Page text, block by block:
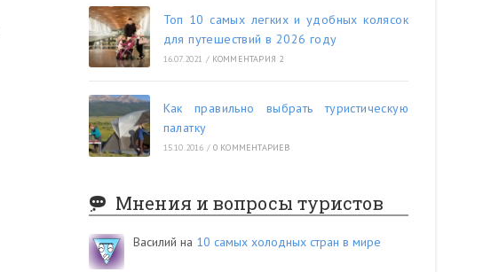
Топ 10 самых легких и удобных колясок
для путешествий в 2026 году
16.07.2021 / КОММЕНТАРИЯ 2
Как правильно выбрать туристическую
палатку
15.10.2016 / 0 КОММЕНТАРИЕВ
Мнения и вопросы туристов
Василий на 10 самых холодных стран в мире